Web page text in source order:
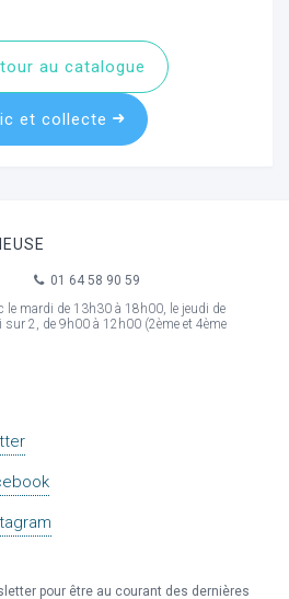
au catalogue
et collecte
01 64 58 90 59
le mardi de 13h30 à 18h00, le jeudi de
2, de 9h00 à 12h00 (2ème et 4ème
pour être au courant des dernières